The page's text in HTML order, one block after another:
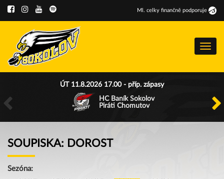
Ml . celky finančně podporuje
Menu
ÚT 11.8.2026 17.00 - příp. zápasy
HC Baník Sokolov
Piráti Chomutov
SOUPISKA: DOROST
Sezóna: